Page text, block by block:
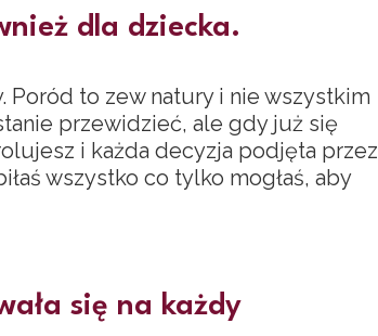
dla dziecka.
Poród to zew natury i nie wszystkim
przewidzieć, ale gdy już się
i każda decyzja podjęta przez
wszystko co tylko mogłaś, aby
się na każdy